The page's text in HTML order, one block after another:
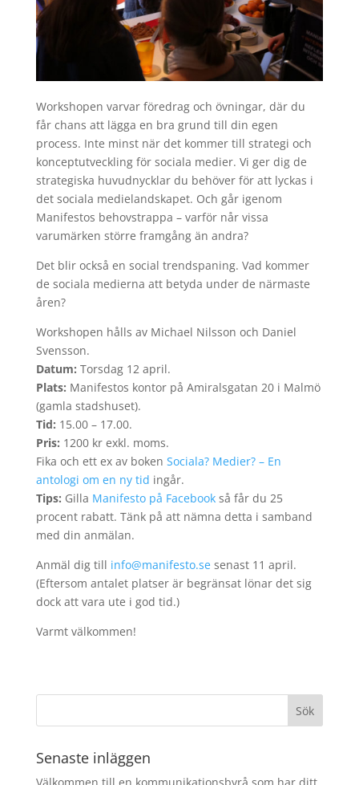
Workshopen varvar föredrag och övningar, där du
får chans att lägga en bra grund till din egen
process. Inte minst när det kommer till strategi och
konceptutveckling för sociala medier. Vi ger dig de
strategiska huvudnycklar du behöver för att lyckas i
det sociala medielandskapet. Och går igenom
Manifestos behovstrappa – varför når vissa
varumärken större framgång än andra?
Det blir också en social trendspaning. Vad kommer
de sociala medierna att betyda under de närmaste
åren?
Workshopen hålls av Michael Nilsson och Daniel
Svensson.
Datum: Torsdag 12 april.
Plats: Manifestos kontor på Amiralsgatan 20 i Malmö
(gamla stadshuset).
Tid: 15.00 – 17.00.
Pris: 1200 kr exkl. moms.
Fika och ett ex av boken Sociala? Medier? – En
antologi om en ny tid ingår.
Tips: Gilla Manifesto på Facebookså får du 25
procent rabatt. Tänk på att nämna detta i samband
med din anmälan.
Anmäl dig till info@manifesto.sesenast 11 april.
(Eftersom antalet platser är begränsat lönar det sig
dock att vara ute i god tid.)
Varmt välkommen!
Senaste inläggen